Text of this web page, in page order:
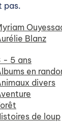
pas.
Blanz
- 5 ans
en
divers
de loup